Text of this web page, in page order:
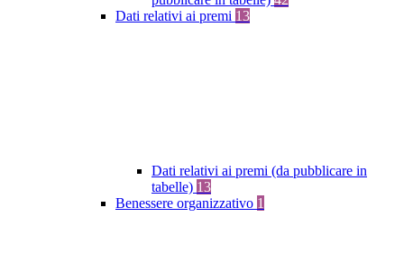
Dati relativi ai premi 13
Dati relativi ai premi (da pubblicare in
tabelle) 13
Benessere organizzativo 1